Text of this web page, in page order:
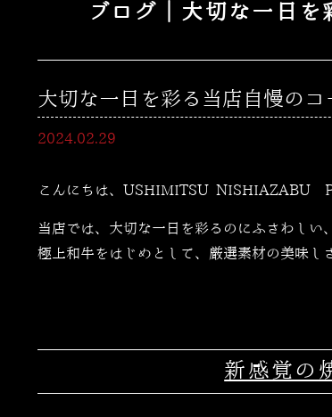
ブログ｜大切な一日
大切な一日を彩る当店自慢の
2024.02.29
こんにちは、USHIMITSU NISHIAZABU
当店では、大切な一日を彩るのにふさわしい
極上和牛をはじめとして、厳選素材の美味し
新感覚の